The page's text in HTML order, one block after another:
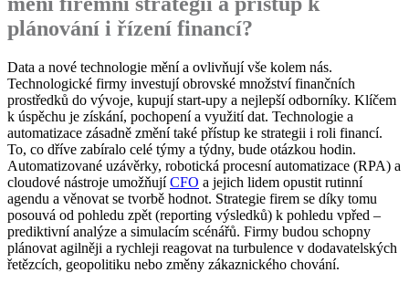
plánování i řízení financí?
Data a nové technologie mění a ovlivňují vše kolem nás.
Technologické firmy investují obrovské množství finančních
prostředků do vývoje, kupují start-upy a nejlepší odborníky. Klíčem
k úspěchu je získání, pochopení a využití dat. Technologie a
automatizace zásadně změní také přístup ke strategii i roli financí.
To, co dříve zabíralo celé týmy a týdny, bude otázkou hodin.
Automatizované uzávěrky, robotická procesní automatizace (RPA) a
cloudové nástroje umožňujíCFO a jejich lidem opustit rutinní
agendu a věnovat se tvorbě hodnot. Strategie firem se díky tomu
posouvá od pohledu zpět (reporting výsledků) k pohledu vpřed –
prediktivní analýze a simulacím scénářů. Firmy budou schopny
plánovat agilněji a rychleji reagovat na turbulence v dodavatelských
řetězcích, geopolitiku nebo změny zákaznického chování.